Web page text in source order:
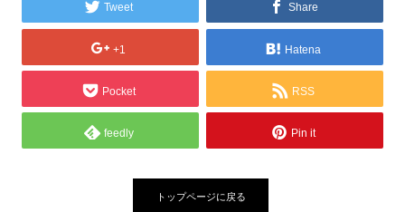
Tweet Share
+1 Hatena
Pocket RSS
feedly Pin it
トップページに戻る